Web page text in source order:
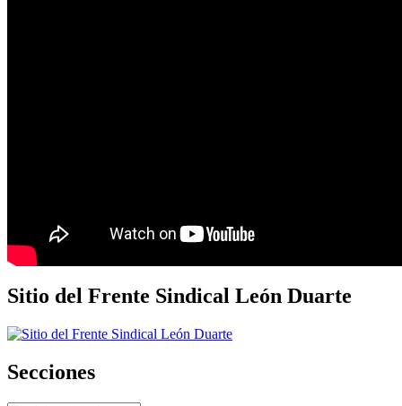
Sitio del Frente Sindical León Duarte
Secciones